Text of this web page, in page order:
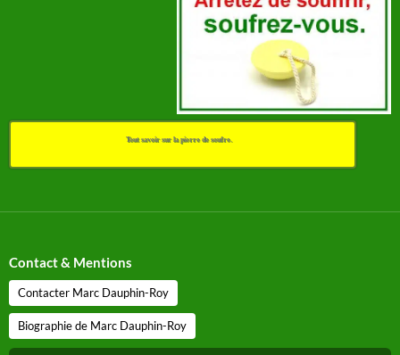
Tout savoir sur la pierre de soufre.
Contact & Mentions
Contacter Marc Dauphin-Roy
Biographie de Marc Dauphin-Roy